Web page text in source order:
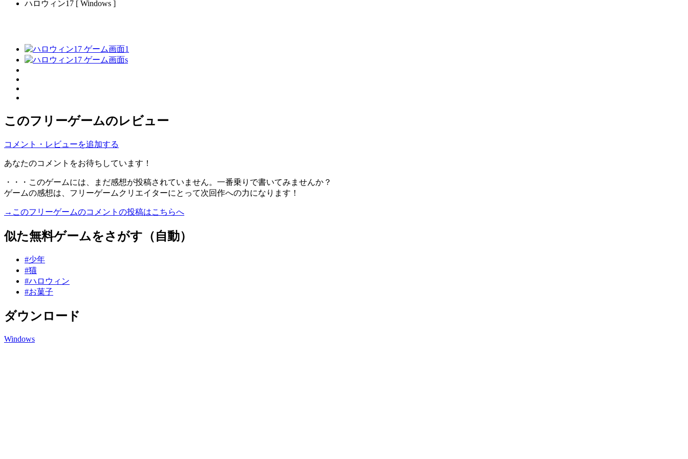
ハロウィン17 [ Windows ]
このフリーゲームのレビュー
コメント・レビューを追加する
あなたのコメントをお待ちしています！
・・・このゲームには、まだ感想が投稿されていません。一番乗りで書いてみませんか？
ゲームの感想は、フリーゲームクリエイターにとって次回作への力になります！
→このフリーゲームのコメントの投稿はこちらへ
似た無料ゲームをさがす（自動）
#少年
#猫
#ハロウィン
#お菓子
ダウンロード
Windows